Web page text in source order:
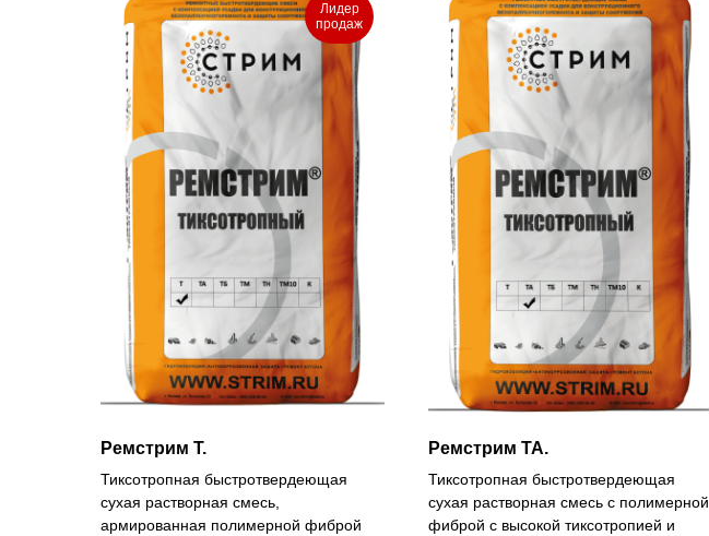
Лидер
продаж
Ремстрим Т.
Тиксотропная быстротвердеющая
сухая растворная смесь,
армированная полимерной фиброй
Ремстрим ТА.
Тиксотропная быстротвердеющая
сухая растворная смесь с полимерной
фиброй с высокой тиксотропией и